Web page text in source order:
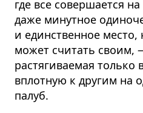
где все совершается
даже минутное
и единственное место,
может считать своим,
растягиваемая только
вплотную к другим на
палуб.